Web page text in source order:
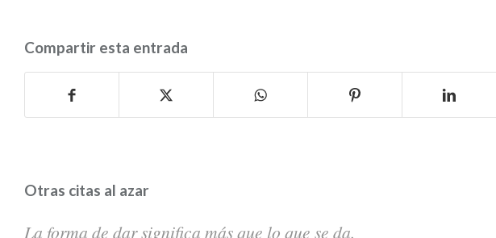
Compartir esta entrada
Otras citas al azar
La forma de dar significa más que lo que se da.